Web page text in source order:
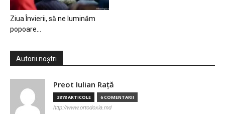
Ziua Învierii, să ne luminăm
popoare…
Autorii noștri
Preot Iulian Raţă
3878 ARTICOLE 6 COMENTARII
http://www.ortodoxia.md